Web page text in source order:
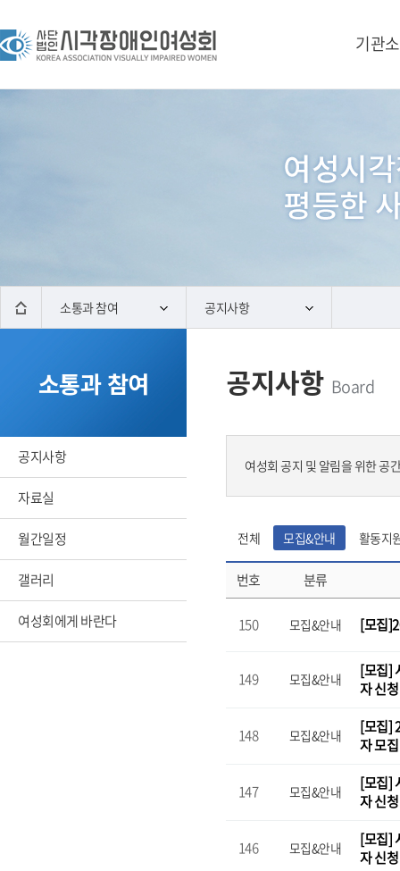
기관
소통과 참여 공지사항
소통과 참여
공지사항
자료실
월간일정
갤러리
여성회에게 바란다
공지사항 Board
여성회 공지 및 알림을 위한 공
전체 모집&안내 활동지
번호 분류
150 모집&안내 [모집
149 모집&안내
[모집]
자 신청
148 모집&안내
[모집]
자 모집
147 모집&안내
[모집]
자 신청
146 모집&안내
[모집]
자 신청